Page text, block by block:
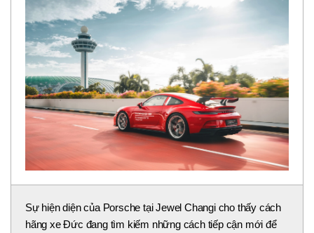
Sự hiện diện của Porsche tại Jewel Changi cho thấy cách
hãng xe Đức đang tìm kiếm những cách tiếp cận mới để